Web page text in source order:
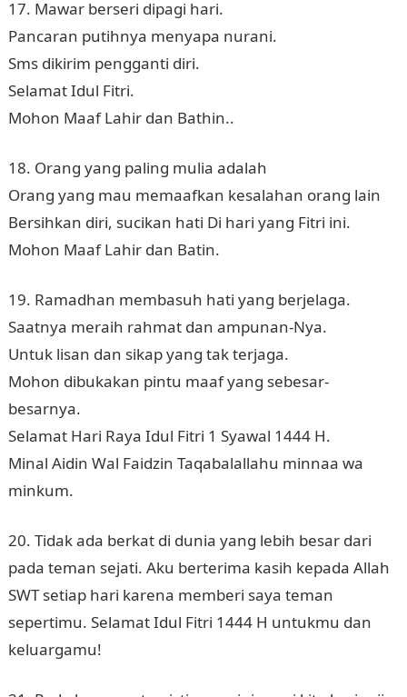
17. Mawar berseri dipagi hari.
Pancaran putihnya menyapa nurani.
Sms dikirim pengganti diri.
Selamat Idul Fitri.
Mohon Maaf Lahir dan Bathin..
18. Orang yang paling mulia adalah
Orang yang mau memaafkan kesalahan orang lain
Bersihkan diri, sucikan hati Di hari yang Fitri ini.
Mohon Maaf Lahir dan Batin.
19. Ramadhan membasuh hati yang berjelaga.
Saatnya meraih rahmat dan ampunan-Nya.
Untuk lisan dan sikap yang tak terjaga.
Mohon dibukakan pintu maaf yang sebesar-
besarnya.
Selamat Hari Raya Idul Fitri 1 Syawal 1444 H.
Minal Aidin Wal Faidzin Taqabalallahu minnaa wa
minkum.
20. Tidak ada berkat di dunia yang lebih besar dari
pada teman sejati. Aku berterima kasih kepada Allah
SWT setiap hari karena memberi saya teman
sepertimu. Selamat Idul Fitri 1444 H untukmu dan
keluargamu!